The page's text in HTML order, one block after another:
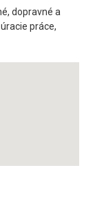
dopravné a
práce,